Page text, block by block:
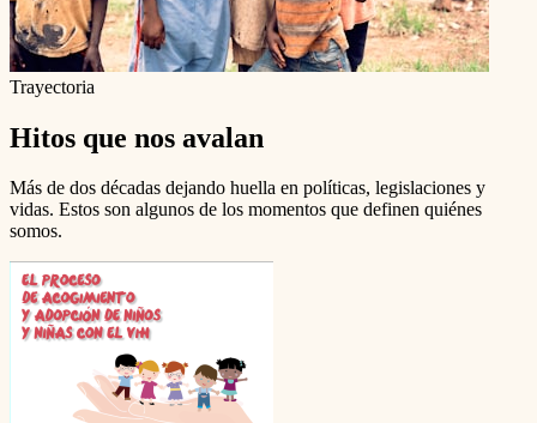
Trayectoria
Hitos que nos avalan
Más de dos décadas dejando huella en políticas, legislaciones y
vidas. Estos son algunos de los momentos que definen quiénes
somos.